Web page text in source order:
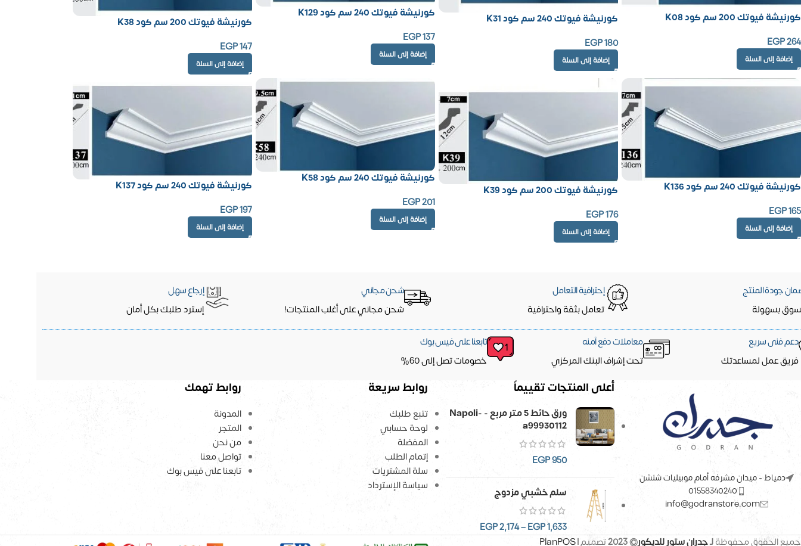
كورنيشة فيوتك 200 سم كود K08
EGP264
إضافة إلى السلة
كورنيشة فيوتك 240 سم كود K31
EGP180
إضافة إلى السلة
كورنيشة فيوتك 240 سم كود K129
EGP137
إضافة إلى السلة
كورنيشة فيوتك 200 سم كود K38
EGP147
إضافة إلى السلة
كورنيشة فيوتك 240 سم كود K136
EGP165
إضافة إلى السلة
كورنيشة فيوتك 200 سم كود K39
EGP176
إضافة إلى السلة
كورنيشة فيوتك 240 سم كود K58
EGP201
إضافة إلى السلة
كورنيشة فيوتك 240 سم كود K137
EGP197
إضافة إلى السلة
جودة المنتج
بسهولة
إحترافية التعامل
تعامل بثقة واحترافية
شحن مجاني
شحن مجاني على أغلب المنتجات!
إرجاع سهل
إسترد طلبك بكل أمان
دعم فنى سريع
فريق عمل لمساعدتك
معاملات دفع آمنه
تحت إشراف البنك المركزي
تابعنا على فيس بوك
خصومات تصل إلى 60%
دمياط - ميدان مشرفه أمام موبيليات شنشن
01558340240
info@godranstore.com
أعلى المنتجات تقييماً
ورق حائط 5 متر مربع - Napoli-
a99930112
EGP950
سلم خشبي مزدوج
EGP1,633
–
EGP2,174
روابط سريعة
تتبع طلبك
لوحة حسابي
المفضلة
إتمام الطلب
سلة المشتريات
سياسة الإسترداد
روابط تهمك
المدونة
المتجر
من نحن
تواصل معنا
تابعنا على فيس بوك
جميع الحقوق محفوظةلـجدران ستور للديكور© 2023 تصميم |